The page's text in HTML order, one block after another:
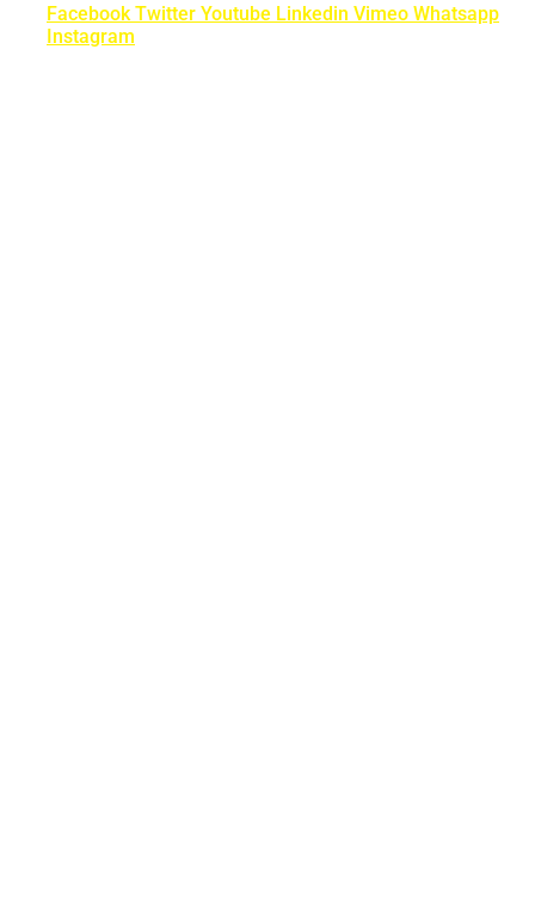
Facebook Twitter Youtube Linkedin Vimeo Whatsapp
Instagram